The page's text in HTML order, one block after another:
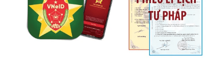
Số kí hiệu:2303/QĐ-UBND
Tên: Quyết định công bố Danh mục thủ tục hành chính mới
ban hành, được sửa đổi, bổ sung, bị bãi bỏ và phê duyệt
Quy trình nội bộ, quy trình điện tử giải quyết thủ tục hành
chính trong một số lĩnh vực thuộc phạm vi chức năng quản